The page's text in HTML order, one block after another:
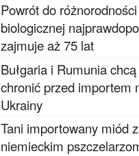
Powrót do różnorodności
biologicznej
zajmuje aż 75 lat
Bułgaria i Rumunia
chronić przed importem
Ukrainy
Tani importowany miód
niemieckim